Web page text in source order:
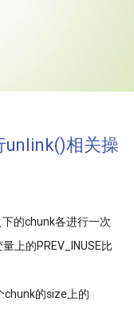
unlink()相关操
的chunk各进行一次
上的PREV_INUSE比
chunk的size上的